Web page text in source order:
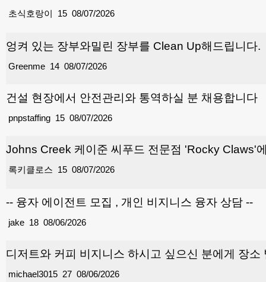
15
초식호랑이 08/07/2026
엉켜 있는 장부와밀린 장부를 Clean Up해드립니다.
14
Greenme 08/07/2026
건설 현장에서 안전관리와 통역하실 분 채용합니다
15
pnpstaffing 08/07/2026
Johns Creek 케이준 씨푸드 전문점 'Rocky Claws'
15
록키클로스 08/07/2026
-- 융자 에이전트 모집 , 개인 비지니스 융자 상담 --
18
jake 08/06/2026
디저트와 커피 비지니스 하시고 싶으신 분에게 장소
27
michael3015 08/06/2026